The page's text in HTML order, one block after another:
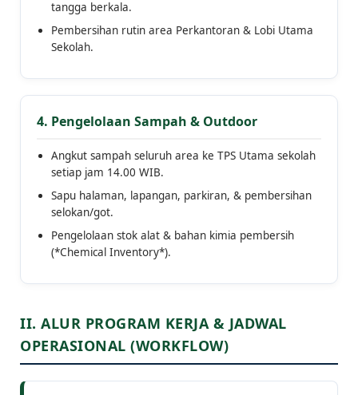
tangga berkala.
Pembersihan rutin area Perkantoran & Lobi Utama
Sekolah.
4. Pengelolaan Sampah & Outdoor
Angkut sampah seluruh area ke TPS Utama sekolah
setiap jam 14.00 WIB.
Sapu halaman, lapangan, parkiran, & pembersihan
selokan/got.
Pengelolaan stok alat & bahan kimia pembersih
(*Chemical Inventory*).
II. ALUR PROGRAM KERJA & JADWAL
OPERASIONAL (WORKFLOW)